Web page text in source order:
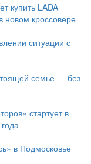
купить LADA
новом кроссовере
ситуации с
семье — без
стартует в
в Подмосковье